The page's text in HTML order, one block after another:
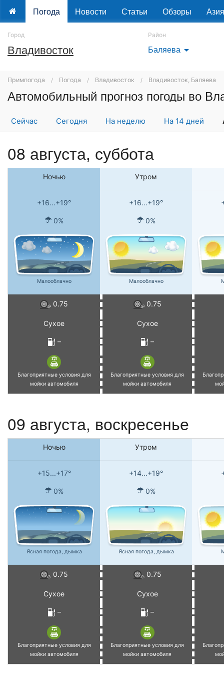
Погода Новости Статьи Обзоры Азия
Город
Владивосток
Район
Баляева arrow_drop_down
Примпогода Погода Владивосток Владивосток, Баляева
Сейчас Сегодня На неделю На 14 дней
08 августа, суббота
Ночью Утром
+16...+19° +16...+19°
0% 0%
Малооблачно Малооблачно
0.75 0.75
Сухое Сухое
– –
Благоприятные условия для
мойки автомобиля
Благоприятные условия для
мойки автомобиля
09 августа, воскресенье
Ночью Утром
+15...+17° +14...+19°
0% 0%
Ясная погода, дымка Ясная погода, дымка
0.75 0.75
Сухое Сухое
– –
Благоприятные условия для
мойки автомобиля
Благоприятные условия для
мойки автомобиля